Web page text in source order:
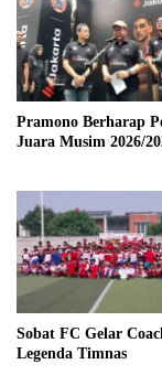
Pramono Berharap
Juara Musim 2026/
Sobat FC Gelar
Legenda Timnas